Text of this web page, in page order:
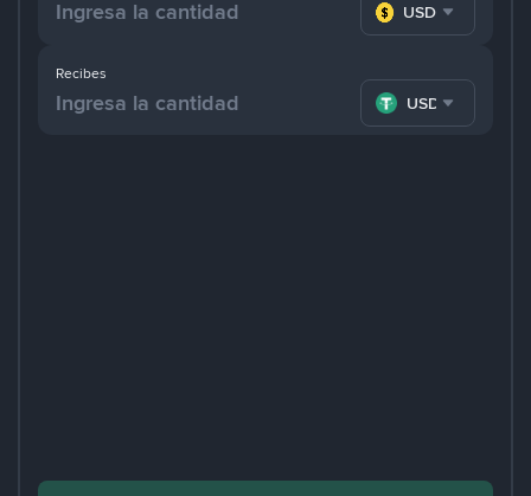
USD
Recibes
USDT